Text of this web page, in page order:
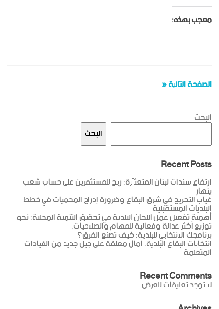
معجب بهذه:
الصفحة التالية «
البحث
البحث
Recent Posts
ارتفاع سندات لبنان المتعثّرة: ربح للمستثمرين على حساب شعب
ينهار
غياب التحريج في شرق البقاع وضرورة إدراج المحميات في خطط
البلديات المستقبلية
أهمية تفعيل عمل اللجان البلدية في تحقيق التنمية المحلية: نحو
توزيع أكثر عدالة وفعالية للمهام والصلاحيات.
برنامجك الانتخابي للبلدية: كيف تصنع الفرق؟
انتخابات البقاع البلدية: آمال معلقة على جيل جديد من القيادات
المتعلمة
Recent Comments
لا توجد تعليقات للعرض.